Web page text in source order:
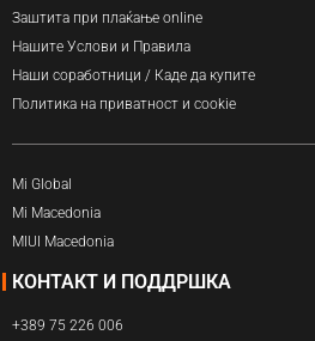
Заштита при плаќање online
Нашите Услови и Правила
Наши соработници / Каде да купите
Политика на приватност и cookie
Mi Global
Mi Macedonia
MIUI Macedonia
КОНТАКТ И ПОДДРШКА
+389 75 226 006